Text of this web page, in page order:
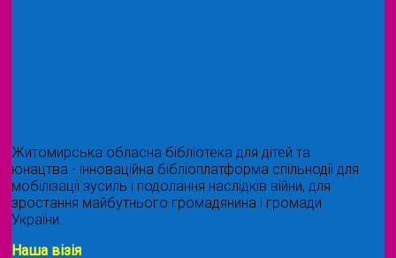
Житомирська обласна бібліотека для дітей та
юнацтва - інноваційна бібліоплатформа спільнодії для
мобілізації зусиль і подолання наслідків війни, для
зростання майбутнього громадянина і громади
України.
Наша візія